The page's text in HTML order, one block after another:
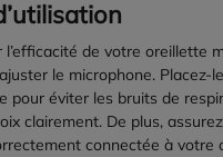
l’efficacité de votre oreillette
le microphone. Placez-
pour éviter les bruits de
clairement. De plus,
connectée à votre